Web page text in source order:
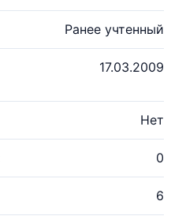
Ранее учтенный
17.03.2009
Нет
0
6